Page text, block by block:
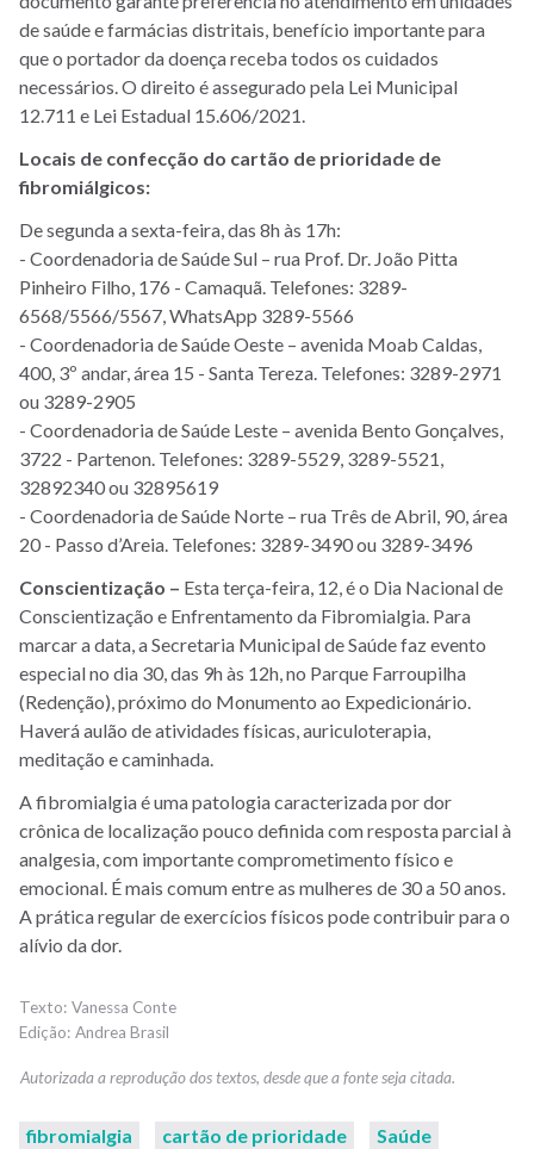
de saúde e farmácias distritais, benefício importante para
que o portador da doença receba todos os cuidados
necessários. O direito é assegurado pela Lei Municipal
12.711 e Lei Estadual 15.606/2021.
Locais de confecção do cartão de prioridade de
fibromiálgicos:
De segunda a sexta-feira, das 8h às 17h:
- Coordenadoria de Saúde Sul – rua Prof. Dr. João Pitta
Pinheiro Filho, 176 - Camaquã. Telefones: 3289-
6568/5566/5567, WhatsApp 3289-5566
- Coordenadoria de Saúde Oeste – avenida Moab Caldas,
400, 3º andar, área 15 - Santa Tereza. Telefones: 3289-2971
ou 3289-2905
- Coordenadoria de Saúde Leste – avenida Bento Gonçalves,
3722 - Partenon. Telefones: 3289-5529, 3289-5521,
32892340 ou 32895619
- Coordenadoria de Saúde Norte – rua Três de Abril, 90, área
20 - Passo d’Areia. Telefones: 3289-3490 ou 3289-3496
Conscientização – Esta terça-feira, 12, é o Dia Nacional de
Conscientização e Enfrentamento da Fibromialgia. Para
marcar a data, a Secretaria Municipal de Saúde faz evento
especial no dia 30, das 9h às 12h, no Parque Farroupilha
(Redenção), próximo do Monumento ao Expedicionário.
Haverá aulão de atividades físicas, auriculoterapia,
meditação e caminhada.
A fibromialgia é uma patologia caracterizada por dor
crônica de localização pouco definida com resposta parcial à
analgesia, com importante comprometimento físico e
emocional. É mais comum entre as mulheres de 30 a 50 anos.
A prática regular de exercícios físicos pode contribuir para o
alívio da dor.
Vanessa Conte
Andrea Brasil
fibromialgia cartão de prioridade Saúde